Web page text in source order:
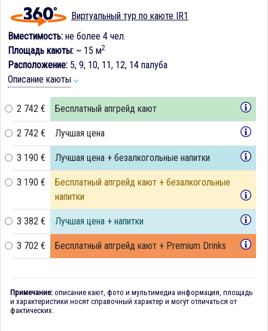
Виртуальный тур по каюте IR1
Вместимость: не более 4 чел.
Площадь каюты: ~ 15 м2
Расположение: 5, 9, 10, 11, 12, 14 палуба
Описание каюты
2 742 € Бесплатный апгрейд кают
2 742 € Лучшая цена
3 190 € Лучшая цена + безалкогольные напитки
3 190 €
Бесплатный апгрейд кают + безалкогольные
напитки
3 382 € Лучшая цена + напитки
3 702 € Бесплатный апгрейд кают + Premium Drinks
Примечание: описание кают, фото и мультимедиа информация, площадь
и характеристики носят справочный характер и могут отличаться от
фактических.